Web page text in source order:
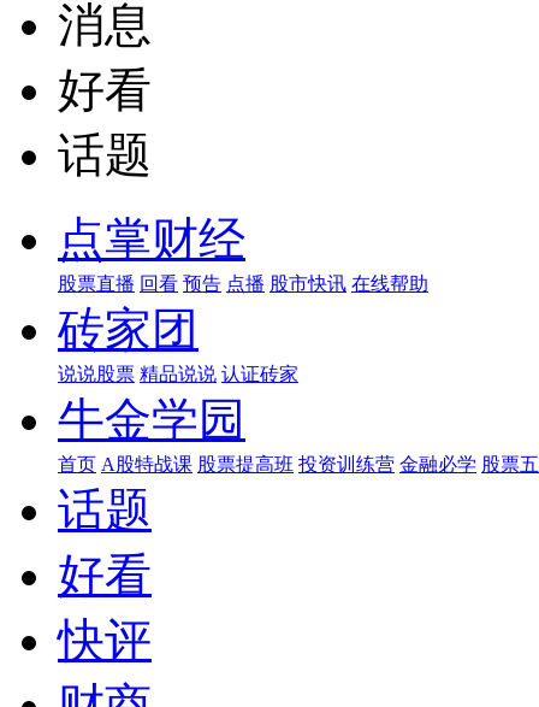
消息
好看
话题
点掌财经
股票直播 回看 预告 点播 股市快讯 在线帮助
砖家团
说说股票 精品说说 认证砖家
牛金学园
首页 A股特战课 股票提高班 投资训练营 金融必学 股票
话题
好看
快评